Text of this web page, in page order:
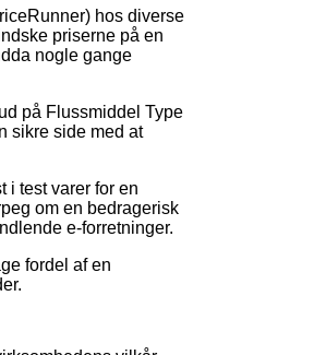
hos diverse
priserne på en
nogle gange
på Flussmiddel Type
sikre side med at
i test varer for en
om en bedragerisk
e-forretninger.
fordel af en